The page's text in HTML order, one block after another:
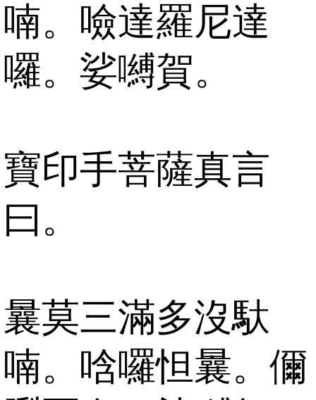
喃。噞達羅尼達
囉。娑嚩賀。
寶印手菩薩真言
曰。
曩莫三滿多沒馱
喃。唅囉怛曩。儞